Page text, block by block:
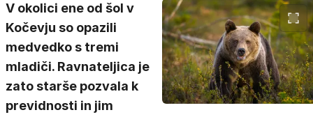
V okolici ene od šol v
Kočevju so opazili
medvedko s tremi
mladiči. Ravnateljica je
zato starše pozvala k
previdnosti in jim